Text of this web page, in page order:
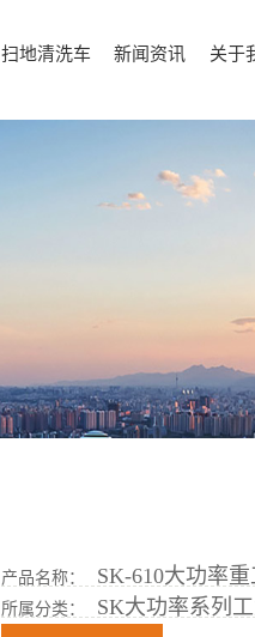
扫地清洗车 新闻资讯 关于
产品名称： SK-610大功率
所属分类： SK大功率系列